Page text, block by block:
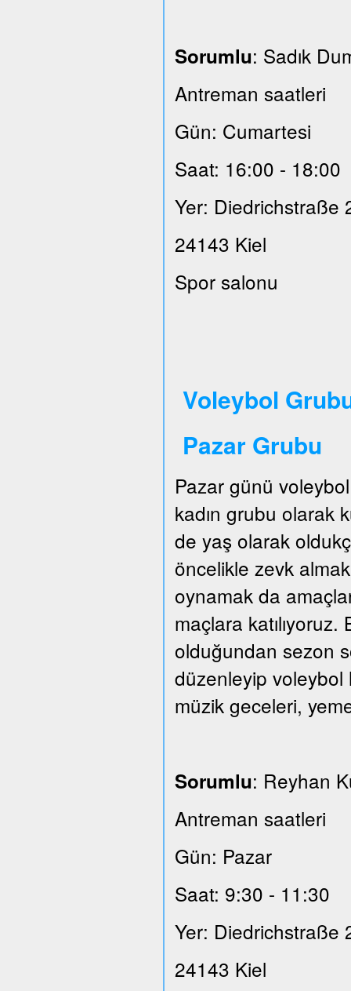
Sorumlu: Sadık
Antreman saatleri
Gün: Cumartesi
Saat: 16:00 - 18:00
Yer: Diedrichstraße
24143 Kiel
Spor salonu
Voleybol
Pazar Grubu
Pazar günü
kadın grubu olarak
de yaş olarak
öncelikle zevk
oynamak da
maçlara
olduğundan sezon
düzenleyip
müzik geceleri,
Sorumlu: Reyhan
Antreman saatleri
Gün: Pazar
Saat: 9:30 - 11:30
Yer: Diedrichstraße
24143 Kiel